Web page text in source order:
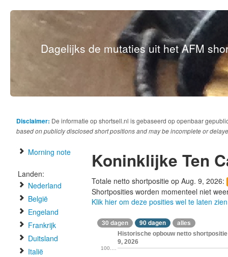
Dagelijks de mutaties uit het AFM
Disclaimer: De informatie op shortsell.nl is gebaseerd op openbaar
based on publicly disclosed short positions and may be incomplete or
Morning note
Landen:
Nederland
België
Engeland
Frankrijk
Duitsland
Italië
Koninklijke Ten
Totale netto shortpositie op Aug. 9, 2026:
Shortposities worden momenteel niet
Klik hier om deze posities wel te laten zien
30 dagen 90 dagen alles
Historische opbouw netto
9, 2026
100.…